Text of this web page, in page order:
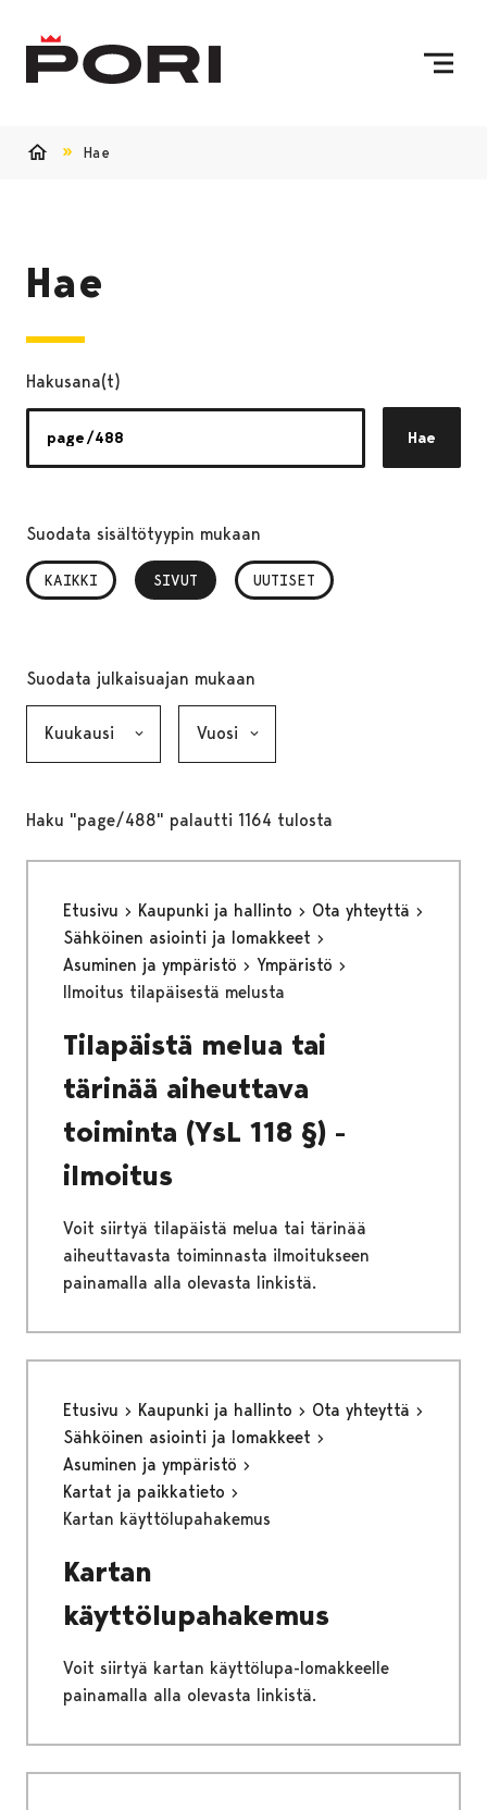
Hae
Hae
Hakusana(t)
Hae
Suodata sisältötyypin mukaan
KAIKKI SIVUT
, VALITTU UUTISET
Suodata julkaisuajan mukaan
Haku "page/488" palautti 1164 tulosta
Etusivu Kaupunki ja hallinto
Ota yhteyttä
Sähköinen asiointi ja lomakkeet
Asuminen ja ympäristö
Ympäristö
Ilmoitus tilapäisestä melusta
Tilapäistä melua tai
tärinää aiheuttava
toiminta (YsL 118 §) -
ilmoitus
Voit siirtyä tilapäistä melua tai tärinää
aiheuttavasta toiminnasta ilmoitukseen
painamalla alla olevasta linkistä.
Etusivu Kaupunki ja hallinto
Ota yhteyttä
Sähköinen asiointi ja lomakkeet
Asuminen ja ympäristö
Kartat ja paikkatieto
Kartan käyttölupahakemus
Kartan
käyttölupahakemus
Voit siirtyä kartan käyttölupa-lomakkeelle
painamalla alla olevasta linkistä.